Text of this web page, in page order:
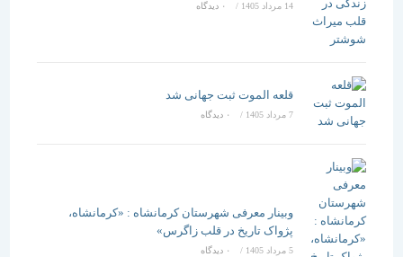
14 مرداد 1405 / ۰ دیدگاه
قلعه الموت ثبت جهانی شد
/ ۰ دیدگاه
وبینار معرفی شهرستان کرمانشاه : «کرمانشاه،
پژواک تاریخ در قلب زاگرس»
5 مرداد 1405 / ۰ دیدگاه